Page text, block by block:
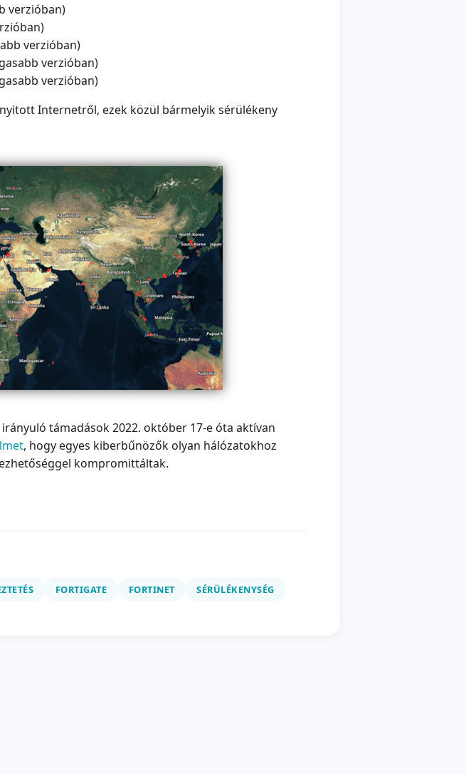
verzióban)
verzióban)
verzióban)
verzióban)
Internetről, ezek közül bármelyik sérülékeny
támadások 2022. október 17-e óta aktívan
, hogy egyes kiberbűnözők olyan hálózatokhoz
kompromittáltak.
FORTIGATE FORTINET SÉRÜLÉKENYSÉG